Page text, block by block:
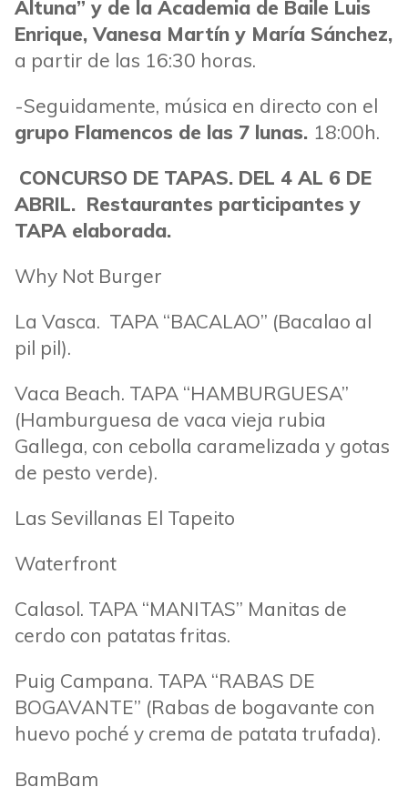
Altuna” y de la Academia de Baile Luis
Enrique, Vanesa Martín y María Sánchez,
a partir de las 16:30 horas.
-Seguidamente, música en directo con el
grupo Flamencos de las 7 lunas. 18:00h.
CONCURSO DE TAPAS. DEL 4 AL 6 DE
ABRIL. Restaurantes participantes y
TAPA elaborada.
Why Not Burger
La Vasca. TAPA “BACALAO” (Bacalao al
pil pil).
Vaca Beach. TAPA “HAMBURGUESA”
(Hamburguesa de vaca vieja rubia
Gallega, con cebolla caramelizada y gotas
de pesto verde).
Las Sevillanas El Tapeito
Waterfront
Calasol. TAPA “MANITAS” Manitas de
cerdo con patatas fritas.
Puig Campana. TAPA “RABAS DE
BOGAVANTE” (Rabas de bogavante con
huevo poché y crema de patata trufada).
BamBam